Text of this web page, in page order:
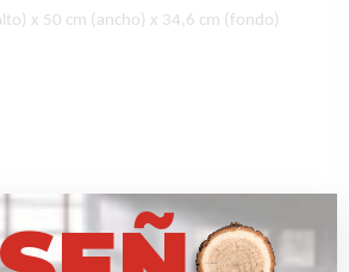
x 50 cm (ancho) x 34,6 cm (fondo)